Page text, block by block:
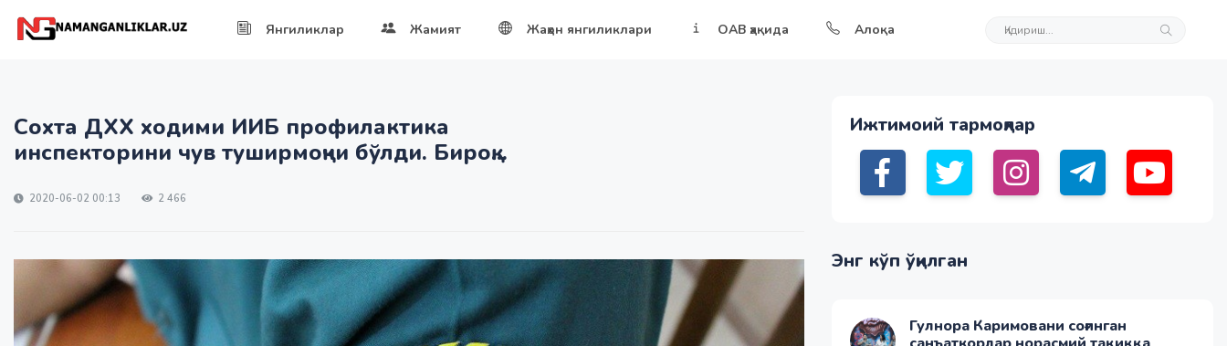
Янгиликлар Жамият Жаҳон янгиликлари ОАВ ҳақида Алоқа
Сохта ДХХ ходими ИИБ профилактика
инспекторини чув туширмоқчи бўлди. Бироқ...
2020-06-02 00:13 2 466
Ижтимоий тармоқлар
Энг кўп ўқилган
Гулнора Каримовани соғинган